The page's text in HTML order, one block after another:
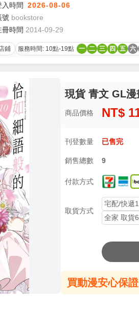
入時間 2026-08-06
號 bookstore
時間 2014-09-29
鋪 服務時間: 10點-19點 一 二 三 四 五 六
現貨 青文 GL
商品價格 NT$
刊登數量 已售完
銷售總數 9
付款方式
取貨方式
宅配/快遞
全家 取貨
買動漫安心保證